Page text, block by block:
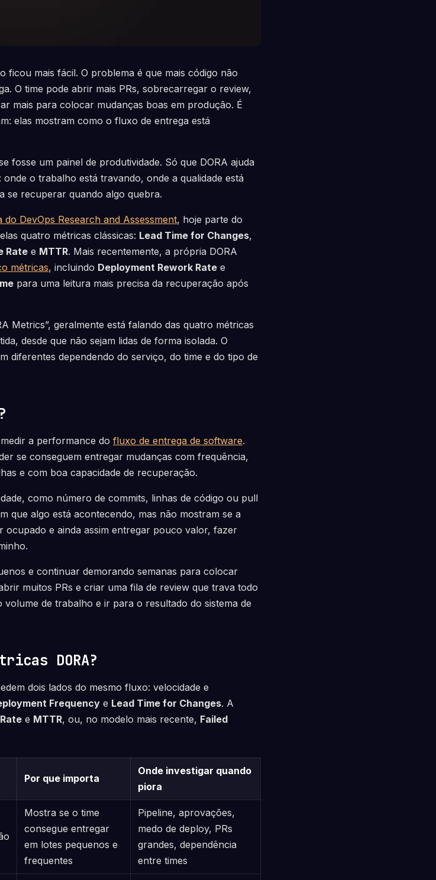
ficou mais fácil. O problema é que mais código não
O time pode abrir mais PRs, sobrecarregar o review,
mais para colocar mudanças boas em produção. É
elas mostram como o fluxo de entrega está
fosse um painel de produtividade. Só que DORA ajuda
o trabalho está travando, onde a qualidade está
se recuperar quando algo quebra.
do DevOps Research and Assessment, hoje parte do
quatro métricas clássicas: Lead Time for Changes,
Rate e MTTR. Mais recentemente, a própria DORA
métricas, incluindo Deployment Rework Rate e
para uma leitura mais precisa da recuperação após
Metrics”, geralmente está falando das quatro métricas
desde que não sejam lidas de forma isolada. O
diferentes dependendo do serviço, do time e do tipo de
a performance do fluxo de entrega de software.
se conseguem entregar mudanças com frequência,
e com boa capacidade de recuperação.
como número de commits, linhas de código ou pull
que algo está acontecendo, mas não mostram se a
e ainda assim entregar pouco valor, fazer
e continuar demorando semanas para colocar
muitos PRs e criar uma fila de review que trava todo
de trabalho e ir para o resultado do sistema de
DORA?
dois lados do mesmo fluxo: velocidade e
Frequency e Lead Time for Changes. A
e MTTR, ou, no modelo mais recente, Failed
Por que importa
Onde investigar quando
piora
Mostra se o time
consegue entregar
em lotes pequenos e
frequentes
Pipeline, aprovações,
medo de deploy, PRs
grandes, dependência
entre times